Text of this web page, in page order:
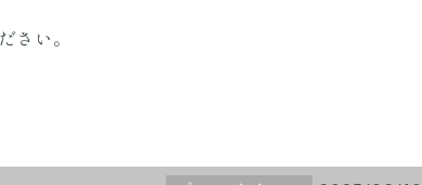
さい。